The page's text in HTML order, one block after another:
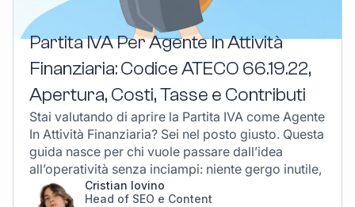
Partita IVA Per Agente In Attività
Finanziaria: Codice ATECO 66.19.22,
Apertura, Costi, Tasse e Contributi
Stai valutando di aprire la Partita IVA come Agente
In Attività Finanziaria? Sei nel posto giusto. Questa
guida nasce per chi vuole passare dall’idea
all’operatività senza inciampi: niente gergo inutile,
Cristian Iovino
Head of SEO e Content